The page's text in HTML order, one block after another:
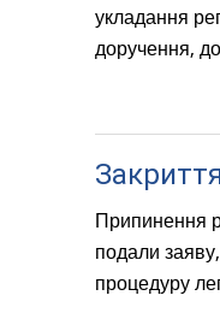
укладання
доручення,
Припинення
подали
процедуру